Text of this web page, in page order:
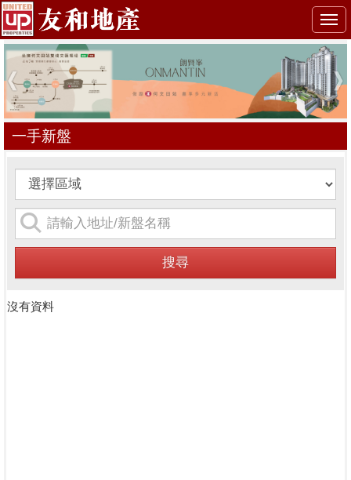
一手新盤
沒有資料